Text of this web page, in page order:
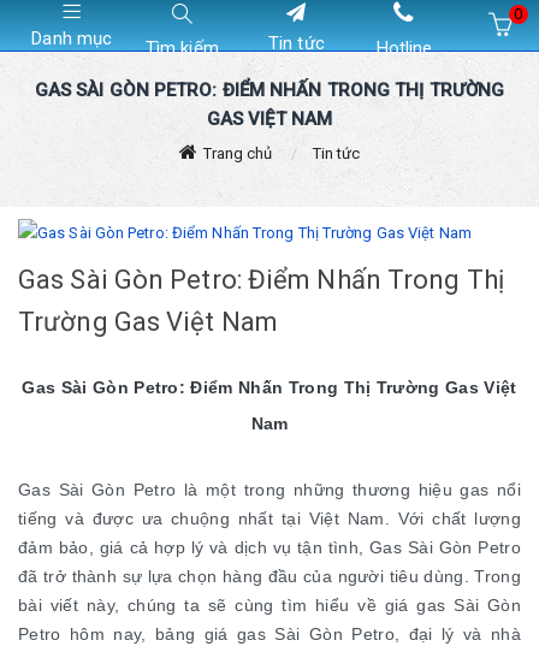
Danh mục Tìm kiếm Tin tức Hotline
0
GAS SÀI GÒN PETRO: ĐIỂM NHẤN TRONG THỊ TRƯỜNG
GAS VIỆT NAM
Trang chủ Tin tức
Gas Sài Gòn Petro: Điểm Nhấn Trong Thị
Trường Gas Việt Nam
Gas Sài Gòn Petro: Điểm Nhấn Trong Thị Trường Gas Việt
Nam
Gas Sài Gòn Petro là một trong những thương hiệu gas nổi
tiếng và được ưa chuộng nhất tại Việt Nam. Với chất lượng
đảm bảo, giá cả hợp lý và dịch vụ tận tình, Gas Sài Gòn Petro
đã trở thành sự lựa chọn hàng đầu của người tiêu dùng. Trong
bài viết này, chúng ta sẽ cùng tìm hiểu về giá gas Sài Gòn
Petro hôm nay, bảng giá gas Sài Gòn Petro, đại lý và nhà